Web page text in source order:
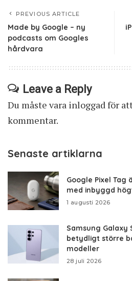
PREVIOUS ARTICLE
Made by Google – ny
podcasts om Googles
hårdvara
Leave a Reply
Du måste vara inloggad för
kommentar.
Senaste artiklarna
Google Pixel
med inbyggd
1 augusti 2026
Samsung Galaxy
betydligt större
modeller
28 juli 2026